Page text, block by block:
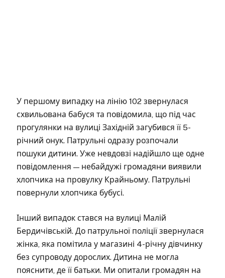
У першому випадку на лінію 102 звернулася
схвильована бабуся та повідомила, що під час
прогулянки на вулиці Західній загубився її 5-
річний онук. Патрульні одразу розпочали
пошуки дитини. Уже невдовзі надійшло ще одне
повідомлення — небайдужі громадяни виявили
хлопчика на провулку Крайньому. Патрульні
повернули хлопчика бубусі.
Інший випадок стався на вулиці Малій
Бердичівській. До патрульної поліції звернулася
жінка, яка помітила у магазині 4-річну дівчинку
без супроводу дорослих. Дитина не могла
пояснити, де її батьки. Ми опитали громадян на